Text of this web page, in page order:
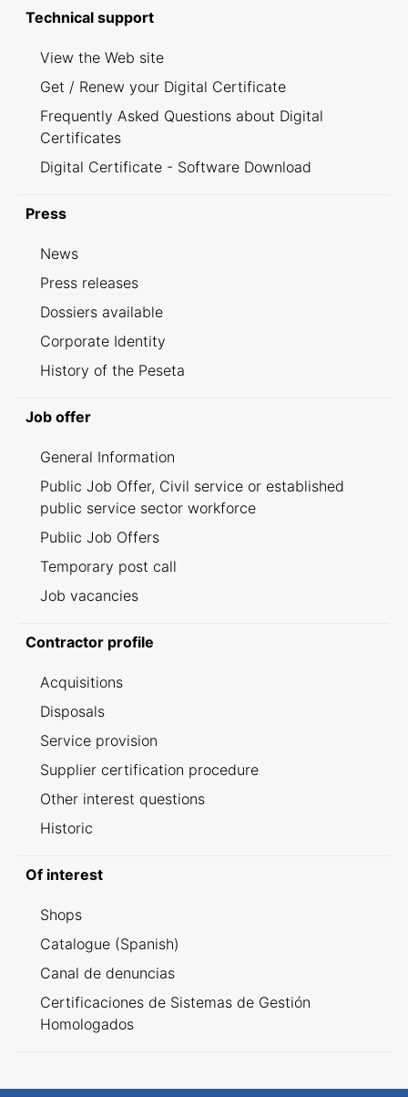
Technical support
View the Web site
Get / Renew your Digital Certificate
Frequently Asked Questions about Digital
Certificates
Digital Certificate - Software Download
Press
News
Press releases
Dossiers available
Corporate Identity
History of the Peseta
Job offer
General Information
Public Job Offer, Civil service or established
public service sector workforce
Public Job Offers
Temporary post call
Job vacancies
Contractor profile
Acquisitions
Disposals
Service provision
Supplier certification procedure
Other interest questions
Historic
Of interest
Shops
Catalogue (Spanish)
Canal de denuncias
Certificaciones de Sistemas de Gestión
Homologados